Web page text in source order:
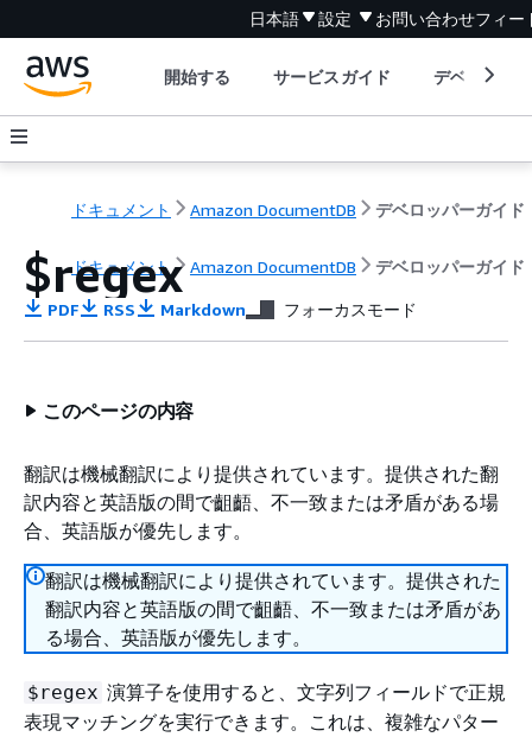
日本語 設定 お問い合わせフィー
開始する サービスガイド デベロッパ
ドキュメント Amazon DocumentDB デベロッパーガイド
ドキュメント Amazon DocumentDB デベロッパーガイド
$regex
PDF RSS Markdown フォーカスモード
このページの内容
翻訳は機械翻訳により提供されています。提供された翻
訳内容と英語版の間で齟齬、不一致または矛盾がある場
合、英語版が優先します。
翻訳は機械翻訳により提供されています。提供された
翻訳内容と英語版の間で齟齬、不一致または矛盾があ
る場合、英語版が優先します。
$regex 演算子を使用すると、文字列フィールドで正規
表現マッチングを実行できます。これは、複雑なパター